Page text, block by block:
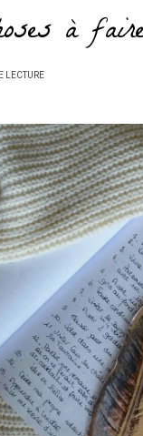
à
LECTURE